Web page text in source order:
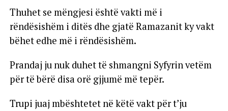
Thuhet se mëngjesi është vakti më i
rëndësishëm i ditës dhe gjatë Ramazanit ky vakt
bëhet edhe më i rëndësishëm.
Prandaj ju nuk duhet të shmangni Syfyrin vetëm
për të bërë disa orë gjjumë më tepër.
Trupi juaj mbështetet në këtë vakt për t’ju